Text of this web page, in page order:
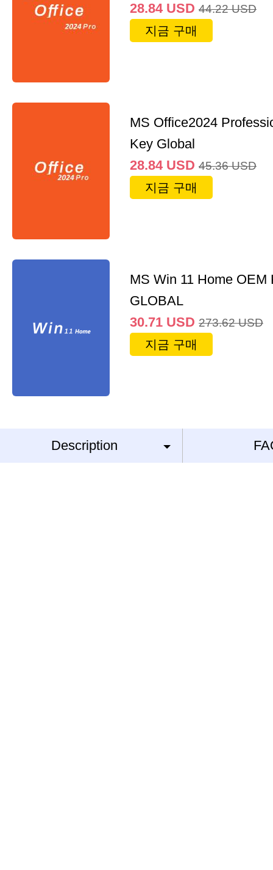
28.84 USD 44.22 USD
지금 구매
MS Office2024
Key Global
28.84 USD 45.36 USD
지금 구매
MS Win 11 Home OEM
GLOBAL
30.71 USD 273.62 USD
지금 구매
Description